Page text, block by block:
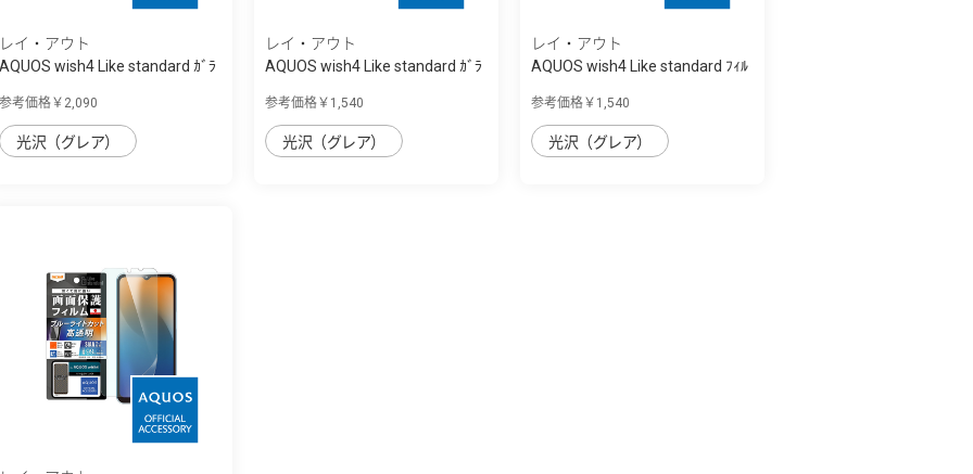
レイ・アウト
AQUOS wish4 Like standard ｶﾞﾗ
参考価格￥2,090
光沢（グレア）
レイ・アウト
AQUOS wish4 Like standard ｶﾞﾗ
参考価格￥1,540
光沢（グレア）
レイ・アウト
AQUOS wish4 Like standard ﾌｨﾙ
参考価格￥1,540
光沢（グレア）